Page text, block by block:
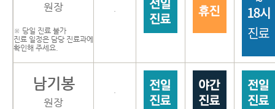
원장
※ 당일 진료 불가
진료 일정은 담당 진료과에
확인해 주세요.
·
남기봉
원장
·